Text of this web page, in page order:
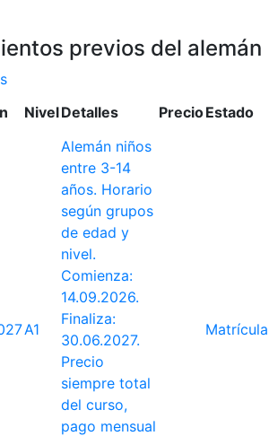
previos del alemán
NivelDetalles PrecioEstado
A1
Alemán niños
entre 3-14
años. Horario
según grupos
de edad y
nivel.
Comienza:
14.09.2026.
Finaliza:
30.06.2027.
Precio
siempre total
del curso,
pago mensual
Matrícula